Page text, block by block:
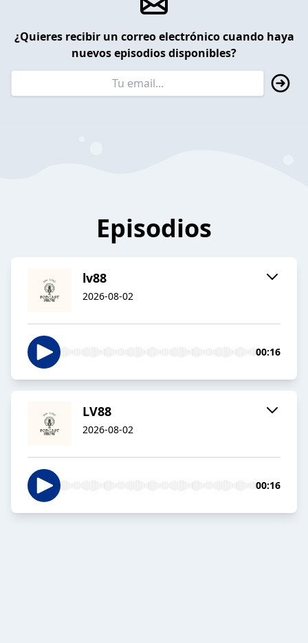
¿Quieres recibir un correo electrónico cuando haya
nuevos episodios disponibles?
Episodios
lv88
2026-08-02
00:16
LV88
2026-08-02
00:16